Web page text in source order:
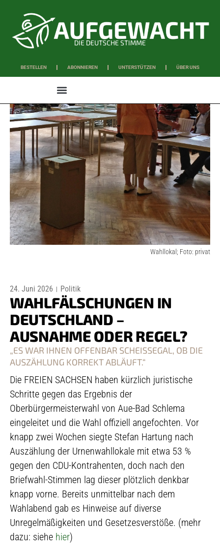
DIE DEUTSCHE STIMME
BESTELLEN ABONNIEREN UNTERSTÜTZEN ÜBER UNS
Wahllokal; Foto: privat
24. Juni 2026 Politik
WAHLFÄLSCHUNGEN IN
DEUTSCHLAND –
AUSNAHME ODER REGEL?
„ES WAR IHNEN OFFENBAR SCHEISSEGAL, OB DIE A
USZÄHLUNG KORREKT ABLÄUFT.“
Die FREIEN SACHSEN haben kürzlich juristische
Schritte gegen das Ergebnis der
Oberbürgermeisterwahl von Aue-Bad Schlema
eingeleitet und die Wahl offiziell angefochten. Vor
knapp zwei Wochen siegte Stefan Hartung nach
Auszählung der Urnenwahllokale mit etwa 53 %
gegen den CDU-Kontrahenten, doch nach den
Briefwahl-Stimmen lag dieser plötzlich denkbar
knapp vorne. Bereits unmittelbar nach dem
Wahlabend gab es Hinweise auf diverse
Unregelmäßigkeiten und Gesetzesverstöße. (mehr
dazu: siehe hier)